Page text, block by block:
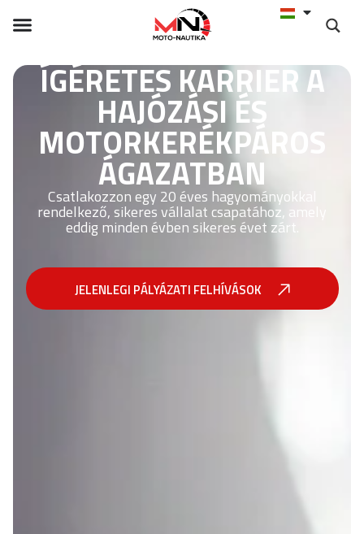
ÍGÉRETES KARRIER A
HAJÓZÁSI ÉS
MOTORKERÉKPÁROS
ÁGAZATBAN
Csatlakozzon egy 20 éves hagyományokkal
rendelkező, sikeres vállalat csapatához, amely
eddig minden évben sikeres évet zárt.
JELENLEGI PÁLYÁZATI FELHÍVÁSOK